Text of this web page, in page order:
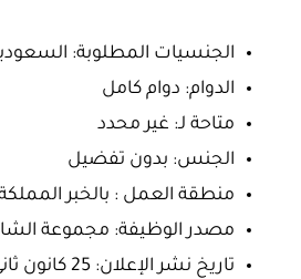
الجنسيات المطلوبة:
الدوام: دوام كامل
متاحة لـ: غير محدد
الجنس: بدون تفضيل
منطقة العمل : بالخبر
مصدر الوظيفة: مجموعة
تاريخ نشر الإعلان: 25 كانون ثاني/يناير 2023.